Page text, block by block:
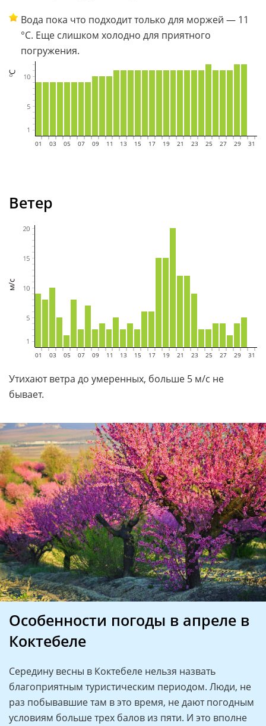
Вода пока что подходит только для моржей — 11
°C. Еще слишком холодно для приятного
погружения.
01 03 05 0708 0910 11 13 15 17 19 2021 2223 25 2728 2930 31
Ветер
01 03 05 0708 0910 11 13 15 17 19 2021 2223 25 2728 2930 31
Утихают ветра до умеренных, больше 5 м/с не
бывает.
Особенности погоды в апреле в
Коктебеле
Середину весны в Коктебеле нельзя назвать
благоприятным туристическим периодом. Люди, не
раз побывавшие там в это время, не дают погодным
условиям больше трех балов из пяти. И это вполне